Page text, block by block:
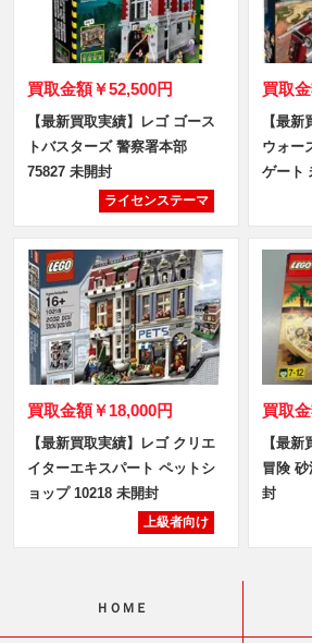
買取金額￥52,500円
【最新買取実績】レゴ ゴース
トバスターズ 警察署本部
75827 未開封
ライセンステーマ
買取
【最
ウォー
ゲート
買取金額￥18,000円
【最新買取実績】レゴ クリエ
イターエキスパート ペットシ
ョップ 10218 未開封
上級者向け
買取
【最
冒険
封
ＨＯＭＥ